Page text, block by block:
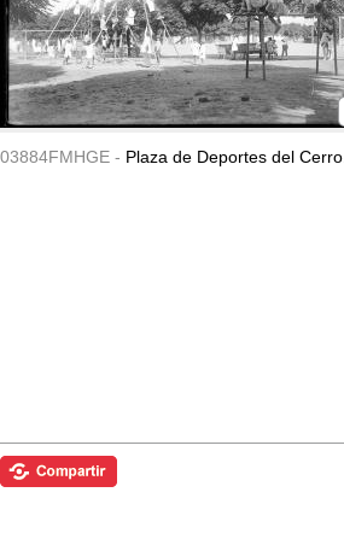
03884FMHGE - Plaza de Deportes del Cerro.